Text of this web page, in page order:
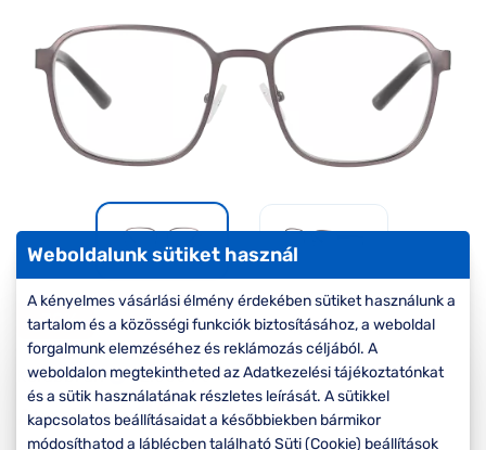
minden
szemüvegekre
Seen Belépőár
ajánlat
-30%
Korábbi ár: 22.000 Ft
Akciós ár: 15.400 Ft
Weboldalunk sütiket használ
A kényelmes vásárlási élmény érdekében sütiket használunk a
tartalom és a közösségi funkciók biztosításához, a weboldal
forgalmunk elemzéséhez és reklámozás céljából. A
weboldalon megtekintheted az Adatkezelési tájékoztatónkat
és a sütik használatának részletes leírását. A sütikkel
kapcsolatos beállításaidat a későbbiekben bármikor
módosíthatod a láblécben található Süti (Cookie) beállítások